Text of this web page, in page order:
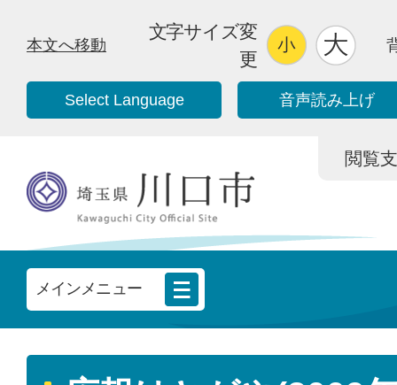
本文へ移動
文字サイズ変
更
Select Language 音声読み上げ
閲覧
メインメニュー